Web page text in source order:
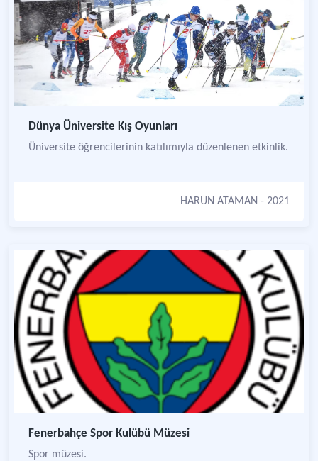
Dünya Üniversite Kış Oyunları
Üniversite öğrencilerinin katılımıyla düzenlenen etkinlik.
HARUN ATAMAN - 2021
Fenerbahçe Spor Kulübü Müzesi
Spor müzesi.